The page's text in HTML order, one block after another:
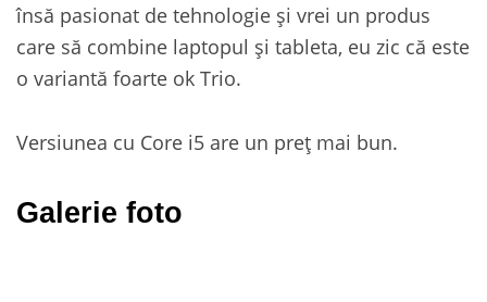
însă pasionat de tehnologie și vrei un produs
care să combine laptopul și tableta, eu zic că este
o variantă foarte ok Trio.
Versiunea cu Core i5 are un preț mai bun.
Galerie foto